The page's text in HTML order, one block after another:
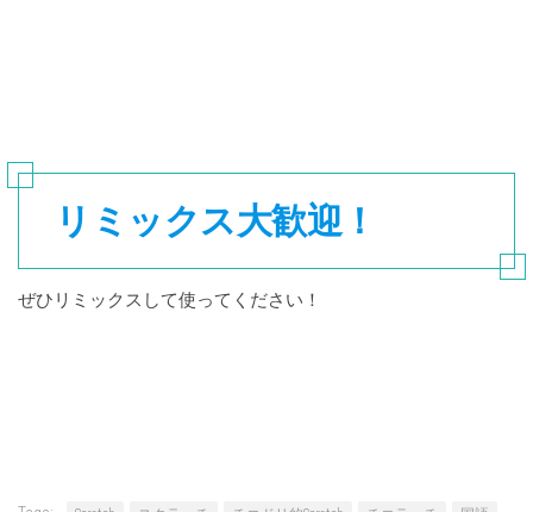
リミックス大歓迎！
ぜひリミックスして使ってください！